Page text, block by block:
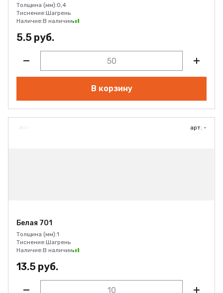
Толщина (мм):0,4
Тиснение:Шагрень
Наличие:В наличии
5.5 руб.
В корзину
арт. -
Белая 701
Толщина (мм):1
Тиснение:Шагрень
Наличие:В наличии
13.5 руб.